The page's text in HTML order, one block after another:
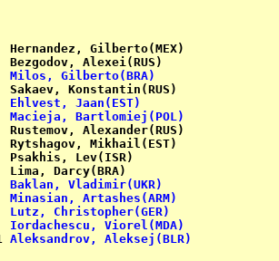
Bezgodov, Alexei(RUS)
Milos, Gilberto(BRA)
Sakaev, Konstantin(RUS)
Ehlvest, Jaan(EST)
Macieja, Bartlomiej(POL)
Lima, Darcy(BRA)
Baklan, Vladimir(UKR)
Minasian, Artashes(ARM)
Lutz, Christopher(GER)
Iordachescu, Viorel(MDA)
Aleksandrov, Aleksej(BLR)